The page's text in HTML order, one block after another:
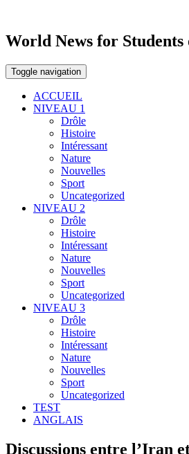
World News for Students
Toggle navigation
ACCUEIL
NIVEAU 1
Drôle
Histoire
Intéressant
Nature
Nouvelles
Sport
Uncategorized
NIVEAU 2
Drôle
Histoire
Intéressant
Nature
Nouvelles
Sport
Uncategorized
NIVEAU 3
Drôle
Histoire
Intéressant
Nature
Nouvelles
Sport
Uncategorized
TEST
ANGLAIS
Discussions entre l’Iran